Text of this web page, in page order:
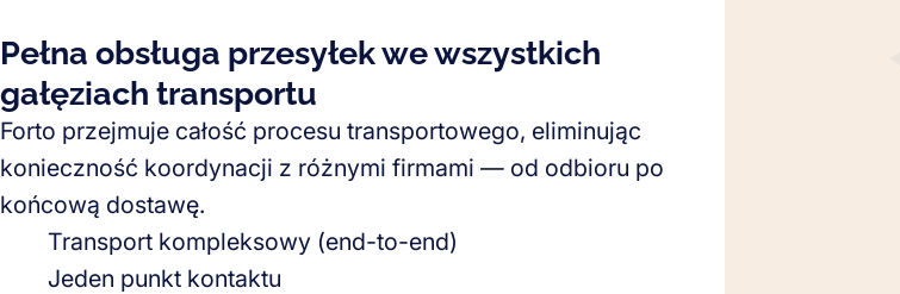
Pełna obsługa przesyłek we wszystkich
gałęziach transportu
Forto przejmuje całość procesu transportowego, eliminując
konieczność koordynacji z różnymi firmami — od odbioru po
końcową dostawę.
Transport kompleksowy (end-to-end)
Jeden punkt kontaktu